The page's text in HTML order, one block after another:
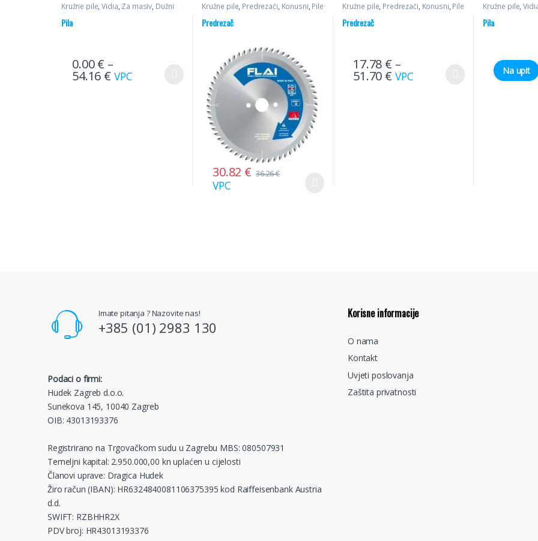
Kružne pile,Vidia, Za masiv, Dužni
Pila
0.00€ –
54.16 € VPC
Kružne pile, Predrezači, Konusni, Pile
Predrezač
30.82 € 36.26€
VPC
Kružne pile, Predrezači, Konusni, Pile
Predrezač
17.78 € –
51.70 € VPC
Kružne pile,
Pila
Na upit
Imate pitanja ? Nazovite nas!
+385 (01) 2983 130
Podaci o firmi:
Hudek Zagreb d.o.o.
Sunekova 145, 10040 Zagreb
OIB: 43013193376
Registrirano na Trgovačkom sudu u Zagrebu MBS: 080507931
Temeljni kapital: 2.950.000,00 kn uplaćen u cijelosti
Članovi uprave: Dragica Hudek
Žiro račun (IBAN): HR6324840081106375395 kod Raiffeisenbank Austria
d.d.
SWIFT: RZBHHR2X
PDV broj: HR43013193376
Korisne informacije
O nama
Kontakt
Uvjeti poslovanja
Zaštita privatnosti